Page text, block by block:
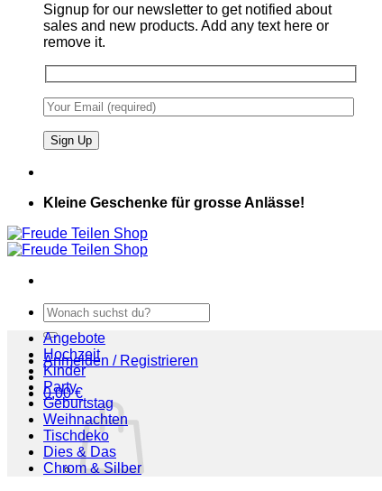
Signup for our newsletter to get notified about
sales and new products. Add any text here or
remove it.
Kleine Geschenke für grosse Anlässe!
Suchen
nach:
Anmelden / Registrieren
0,00€
Angebote
Hochzeit
Kinder
Party
Geburtstag
Weihnachten
Tischdeko
Dies & Das
Chrom & Silber